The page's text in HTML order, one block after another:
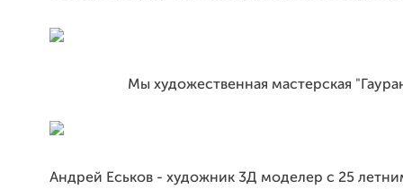
Мы художественная мастерская
Андрей Еськов - художник 3Д моделер с 25